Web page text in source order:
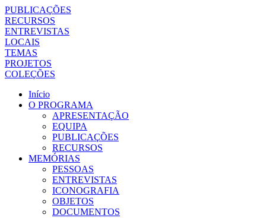
PUBLICAÇÕES
RECURSOS
ENTREVISTAS
LOCAIS
TEMAS
PROJETOS
COLEÇÕES
Início
O PROGRAMA
APRESENTAÇÃO
EQUIPA
PUBLICAÇÕES
RECURSOS
MEMÓRIAS
PESSOAS
ENTREVISTAS
ICONOGRAFIA
OBJETOS
DOCUMENTOS